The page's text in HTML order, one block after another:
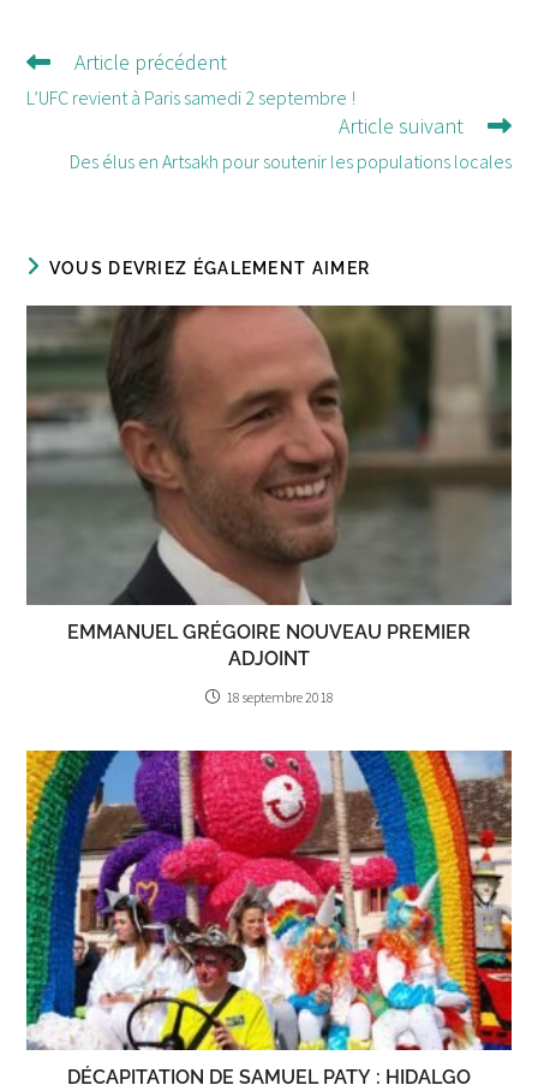
Lire
d'autres
Article précédent
L’UFC revient à Paris samedi 2 septembre !
Article suivant
Des élus en Artsakh pour soutenir les populations locales
VOUS DEVRIEZ ÉGALEMENT AIMER
EMMANUEL GRÉGOIRE NOUVEAU PREMIER
ADJOINT
18 septembre 2018
DÉCAPITATION DE SAMUEL PATY : HIDALGO